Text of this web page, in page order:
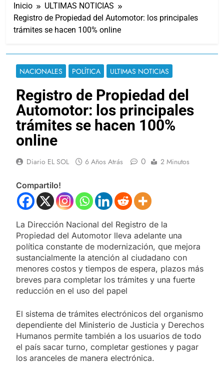
Inicio
ULTIMAS NOTICIAS
Registro de Propiedad del Automotor: los principales
trámites se hacen 100% online
NACIONALES POLÍTICA ULTIMAS NOTICIAS
Registro de Propiedad del
Automotor: los principales
trámites se hacen 100%
online
Diario EL SOL 6 Años Atrás 0 2 Minutos
Compartilo!
La Dirección Nacional del Registro de la
Propiedad del Automotor lleva adelante una
política constante de modernización, que mejora
sustancialmente la atención al ciudadano con
menores costos y tiempos de espera, plazos más
breves para completar los trámites y una fuerte
reducción en el uso del papel
El sistema de trámites electrónicos del organismo
dependiente del Ministerio de Justicia y Derechos
Humanos permite también a los usuarios de todo
el país sacar turno, completar gestiones y pagar
los aranceles de manera electrónica.